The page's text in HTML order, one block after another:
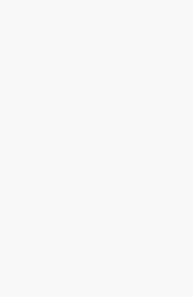
Für Sonntag, 4.
im Restaurant
geplant. In
tolle Kreationen